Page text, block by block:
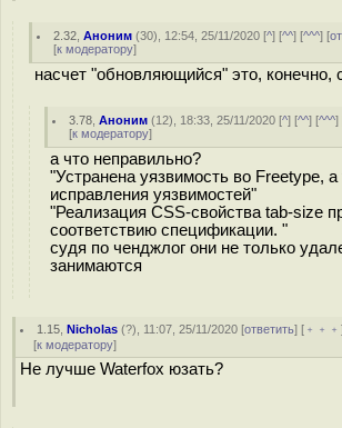
2.32 ,Аноним (30), 12:54, 25/11/2020 [^] [^^] [^^^] [
[к модератору]
насчет "обновляющийся" это, конечно,
3.78 ,Аноним (12), 18:33, 25/11/2020 [^] [^^] [^^^]
[к модератору]
а что неправильно?
"Устранена уязвимость во Freetype,
исправления уязвимостей"
"Реализация CSS-свойства tab-size
соответствию спецификации. "
судя по ченджлог они не только
занимаются
1.15 ,Nicholas (?), 11:07, 25/11/2020 [ответить] [ ﹢﹢﹢
[к модератору]
Не лучше Waterfox юзать?